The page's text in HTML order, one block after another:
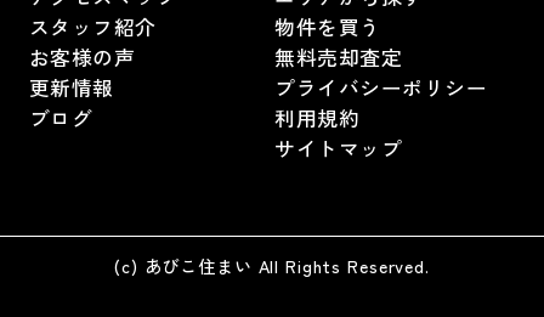
スタッフ紹介
お客様の声
更新情報
ブログ
物件を買う
無料売却査定
プライバシーポリシー
利用規約
サイトマップ
(c) あびこ住まい All Rights Reserved.